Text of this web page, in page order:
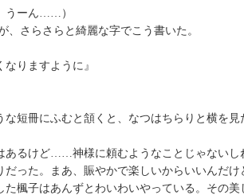
うーん……）
、さらさらと綺麗な字でこう書いた。
なりますように』
短冊にふむと頷くと、なつはちらりと横を
るけど……神様に頼むようなことじゃないし
った。まあ、賑やかで楽しいからいいんだけ
楓子はあんずとわいわいやっている。その美